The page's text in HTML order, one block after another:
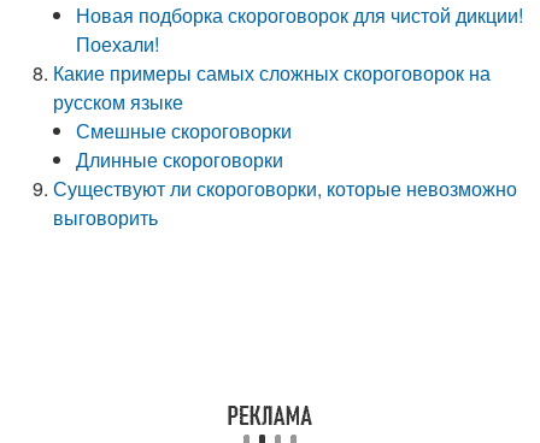
Новая подборка скороговорок для чистой дикции!
Поехали!
Какие примеры самых сложных скороговорок на
русском языке
Смешные скороговорки
Длинные скороговорки
Существуют ли скороговорки, которые невозможно
выговорить